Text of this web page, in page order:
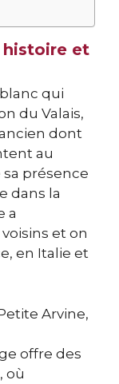
histoire et
qui
du Valais,
ancien dont
au
présence
dans la
a
et on
en Italie et
Arvine,
offre des
où